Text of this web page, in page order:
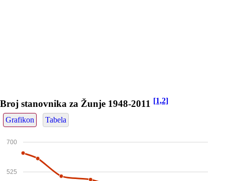
Broj stanovnika za Žunje 1948-2011 [1,2]
Grafikon Tabela
525
700